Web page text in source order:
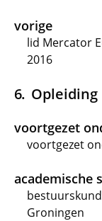
vorige
lid Mercator
2016
Opleiding
voortgezet
voortgezet
academische
Groningen